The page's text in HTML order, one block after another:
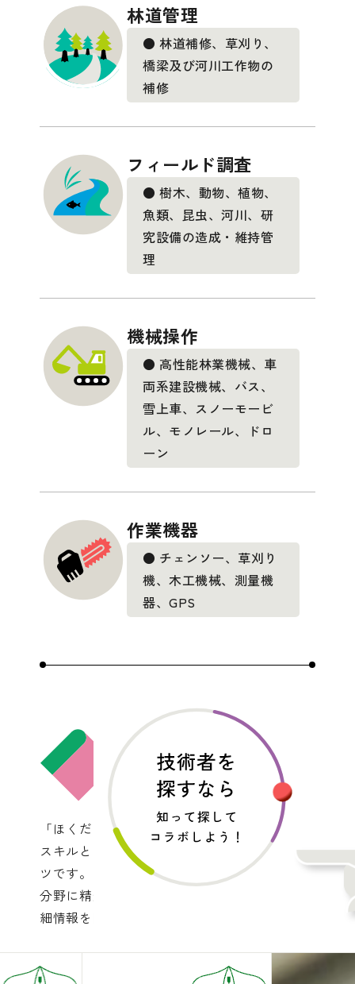
林道管理
● 林道補修、草刈り、
橋梁及び河川工作物の
補修
フィールド調査
● 樹木、動物、植物、
魚類、昆虫、河川、研
究設備の造成・維持管
理
機械操作
● 高性能林業機械、車
両系建設機械、バス、
雪上車、スノーモービ
ル、モノレール、ドロ
ーン
作業機器
● チェンソー、草刈り
機、木工機械、測量機
器、GPS
「ほくだい技術者図鑑」は、本学の技術職員の多種
スキルと、教育研究支援実績を蓄積して見える化し
ツです。「技術シーズ」「技術分類」「キーワード
分野に精通した技術者を検索でき、所属部署や経歴
細情報を閲覧できます。